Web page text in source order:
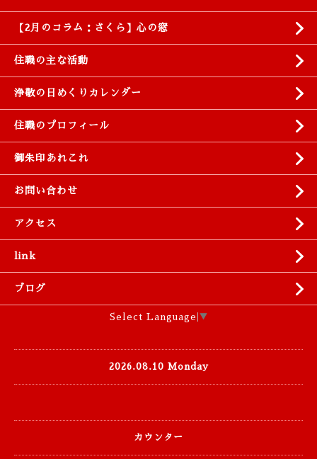
【2月のコラム：さくら】心の窓
住職の主な活動
浄敬の日めくりカレンダー
住職のプロフィール
御朱印あれこれ
お問い合わせ
アクセス
link
ブログ
Select Language ▼
2026.08.10 Monday
カウンター